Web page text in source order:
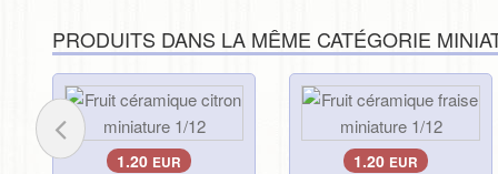
PRODUITS DANS LA MÊME CATÉGORIE
1.20 EUR 1.20 EUR